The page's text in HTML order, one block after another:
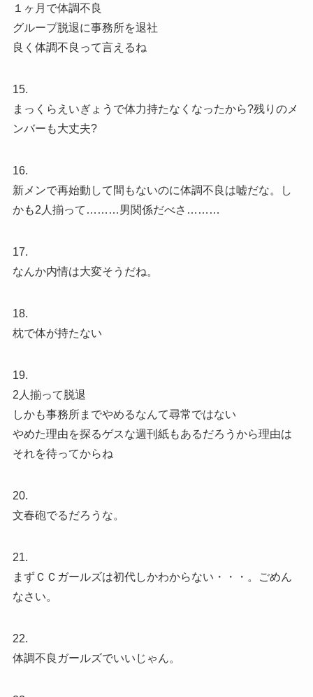
１ヶ月で体調不良
グループ脱退に事務所を退社
良く体調不良って言えるね
15.
まっくらえいぎょうで体力持たなくなったから?残りのメ
ンバーも大丈夫?
16.
新メンで再始動して間もないのに体調不良は嘘だな。し
かも2人揃って………男関係だべさ………
17.
なんか内情は大変そうだね。
18.
枕で体が持たない
19.
2人揃って脱退
しかも事務所までやめるなんて尋常ではない
やめた理由を探るゲスな週刊紙もあるだろうから理由は
それを待ってからね
20.
文春砲でるだろうな。
21.
まずＣＣガールズは初代しかわからない・・・。ごめん
なさい。
22.
体調不良ガールズでいいじゃん。